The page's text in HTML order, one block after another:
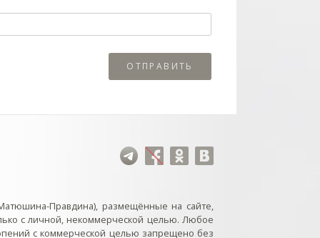
Правдина), размещённые на сайте,
с личной, некоммерческой целью. Любое
с коммерческой целью запрещено без